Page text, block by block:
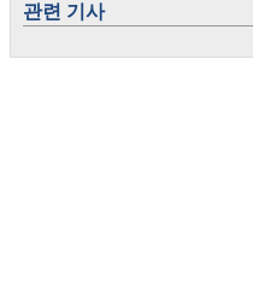
관련 기사